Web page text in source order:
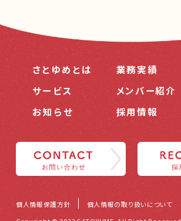
さとゆめとは
サービス
お知らせ
業務実績
メンバー紹介
採用情報
個人情報保護方針
個人情報の取り扱いについて